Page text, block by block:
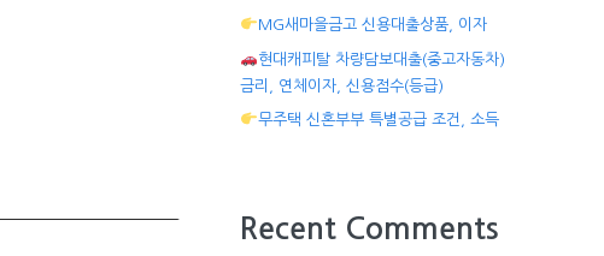
MG새마을금고 신용대출상품, 이자
현대캐피탈 차량담보대출(중고자동차)
금리, 연체이자, 신용점수(등급)
무주택 신혼부부 특별공급 조건, 소득
Recent Comments